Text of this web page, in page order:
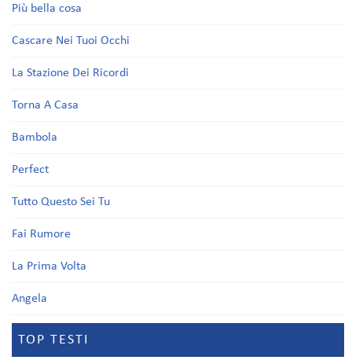
Più bella cosa
Cascare Nei Tuoi Occhi
La Stazione Dei Ricordi
Torna A Casa
Bambola
Perfect
Tutto Questo Sei Tu
Fai Rumore
La Prima Volta
Angela
TOP TESTI